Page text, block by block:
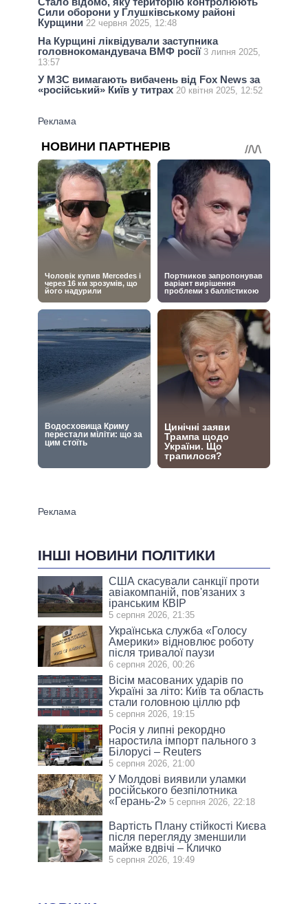
Сили оборони у Глушківському районі
Курщини 22 червня 2025, 12:48
На Курщині ліквідували заступника
головнокомандувача ВМФ росії 3 липня 2025,
13:57
У МЗС вимагають вибачень від Fox News за
«російський» Київ у титрах 20 квітня 2025, 12:52
ІНШІ НОВИНИ ПОЛІТИКИ
США скасували санкції проти
авіакомпаній, пов'язаних з
іранським КВІР
5 серпня 2026, 21:35
Українська служба «Голосу
Америки» відновлює роботу
після тривалої паузи
6 серпня 2026, 00:26
Вісім масованих ударів по
Україні за літо: Київ та область
стали головною ціллю рф
5 серпня 2026, 19:15
Росія у липні рекордно
наростила імпорт пального з
Білорусі – Reuters
5 серпня 2026, 21:00
У Молдові виявили уламки
російського безпілотника
«Герань-2» 5 серпня 2026, 22:18
Вартість Плану стійкості Києва
після перегляду зменшили
майже вдвічі – Кличко
5 серпня 2026, 19:49